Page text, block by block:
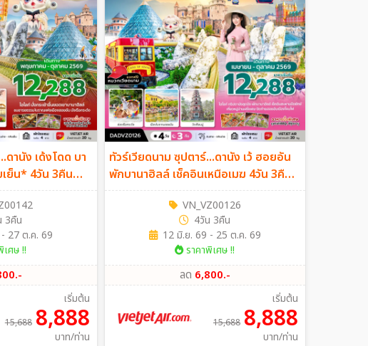
ดานัง เด้งโดด บา
ย็น* 4วัน 3คืน
3คืน
27 ต.ค. 69
ศษ !!
เริ่มต้น
15,688 8,888
บาท/ท่าน
ทัวร์เวียดนาม ซุปตาร์...ดานัง เว้ ฮอยอัน
พักบานาฮิลล์ เช็คอินเหนือเมฆ 4วัน 3คืน
*บินสาย-กลับบ่าย (ไม่ลงร้าน)* (VZ)
VN_VZ00126
4วัน 3คืน
12 มิ.ย. 69 - 25 ต.ค. 69
ราคาพิเศษ !!
ลด 6,800.-
เริ่มต้น
15,688 8,888
บาท/ท่าน